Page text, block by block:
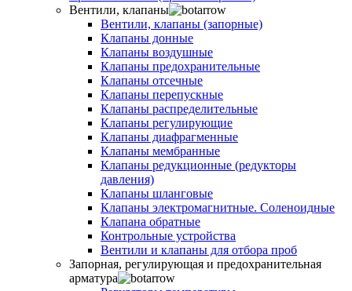
Вентили, клапаны
Вентили, клапаны (запорные)
Клапаны донные
Клапаны воздушные
Клапаны предохранительные
Клапаны отсечные
Клапаны перепускные
Клапаны распределительные
Клапаны регулирующие
Клапаны диафрагменные
Клапаны мембранные
Клапаны редукционные (редукторы
давления)
Клапаны шланговые
Клапаны электромагнитные. Соленоидные
Клапана обратные
Контрольные устройства
Вентили и клапаны для отбора проб
Запорная, регулирующая и предохранительная
арматура